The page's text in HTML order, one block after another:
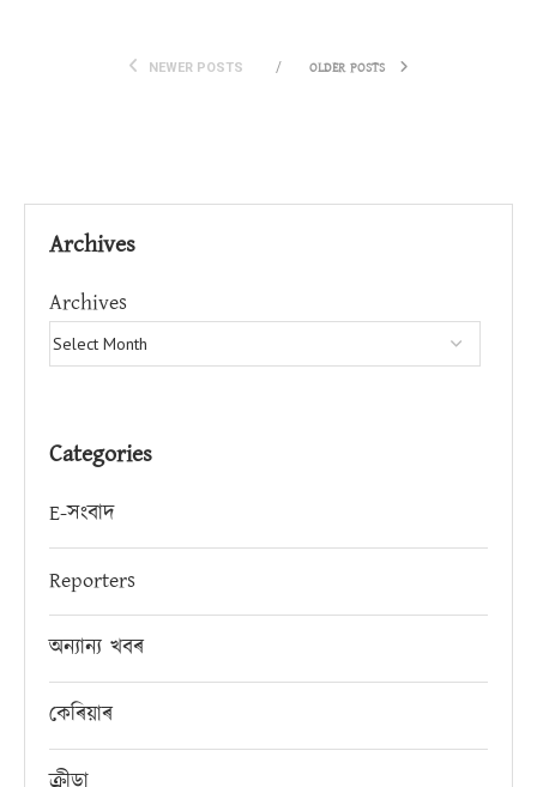
NEWER POSTS OLDER POSTS
Archives
Archives
Categories
E-সংবাদ
Reporters
অন্যান্য খবৰ
কেৰিয়াৰ